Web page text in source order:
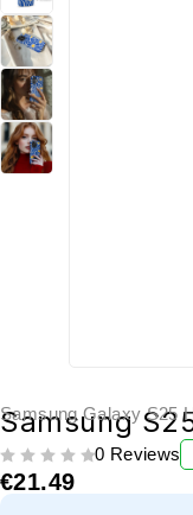
Samsung Galaxy S25
Samsung
0 Reviews
€21.49